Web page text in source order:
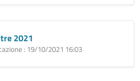
2021
: 19/10/2021 16:03